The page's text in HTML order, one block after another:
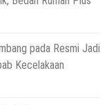
pada Resmi Jadi
Kecelakaan